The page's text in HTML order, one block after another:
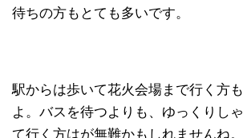
待ちの方もとても多いです。
駅からは歩いて花火会場まで行く方
よ。バスを待つよりも、ゆっくりし
て行く方はが無難かもしれませんね。